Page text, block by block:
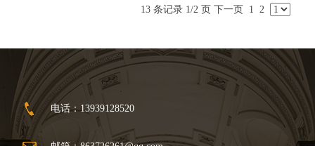
13 条记录 1/2 页 下一页 1 2
电话：13939128520